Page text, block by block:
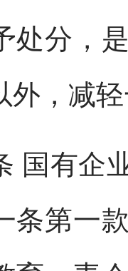
分，是
外，减
有企业
条第一